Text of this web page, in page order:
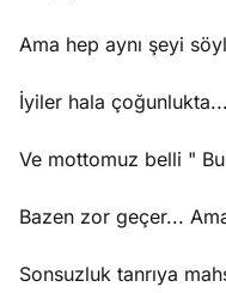
Ama hep aynı şeyi
İyiler hala
Ve mottomuz belli "
Bazen zor geçer...
Sonsuzluk tanrıya